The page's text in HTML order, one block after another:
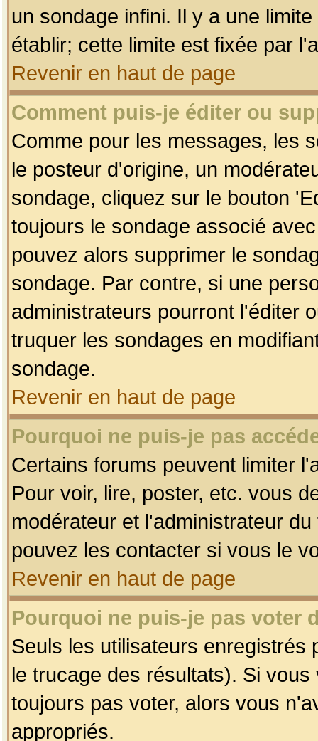
un sondage infini. Il y a une
établir; cette limite est fixée par
Revenir en haut de page
Comment puis-je éditer ou
Comme pour les messages, les
le posteur d'origine, un
sondage, cliquez sur le bouton
toujours le sondage associé
pouvez alors supprimer le
sondage. Par contre, si une
administrateurs pourront l'éditer
truquer les sondages en
sondage.
Revenir en haut de page
Pourquoi ne puis-je pas
Certains forums peuvent limiter
Pour voir, lire, poster, etc. vous
modérateur et l'administrateur
pouvez les contacter si vous le
Revenir en haut de page
Pourquoi ne puis-je pas voter
Seuls les utilisateurs enregistrés
le trucage des résultats). Si
toujours pas voter, alors vous
appropriés.